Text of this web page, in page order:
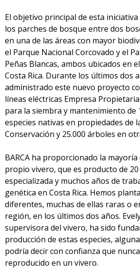
El objetivo principal de esta
los parches de bosque entre dos
en una de las áreas con mayor
el Parque Nacional Corcovado y el
Peñas Blancas, ambos ubicados en
Costa Rica. Durante los últimos dos
administrado este nuevo proyecto
líneas eléctricas Empresa Propietaria
para la siembra y mantenimiento de
especies nativas en propiedades de
Conservación y 25.000 árboles en
BARCA ha proporcionado la
propio vivero, que es producto de
especializada y muchos años de
genética en Costa Rica. Hemos
diferentes, muchas de ellas raras o
región, en los últimos dos años.
supervisora del vivero, ha sido
producción de estas especies,
podría decir con confianza que
reproducido en un vivero.